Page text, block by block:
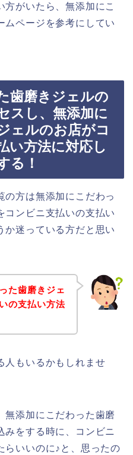
方がいたら、無添加にこ
ムページを参考にしてい
歯磨きジェルの
スし、無添加に
ェルのお店がコ
い方法に対応し
る！
の方は無添加にこだわっ
コンビニ支払いの支払い
か迷っている方だと思い
た歯磨きジェ
の支払い方法
人もいるかもしれませ
無添加にこだわった歯磨
みをする時に、コンビニ
らいいのに♪と、思ったの